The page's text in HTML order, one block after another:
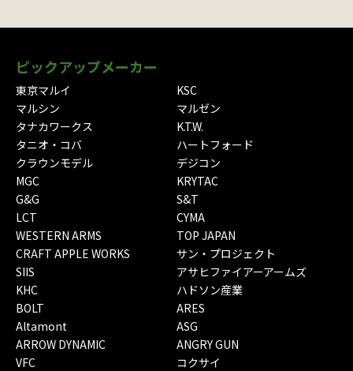
ピックアップメーカー
東京マルイ
KSC
マルシン
マルゼン
タナカワークス
K.T.W.
タニオ・コバ
ハートフォード
クラウンモデル
デジコン
MGC
KRYTAC
G&G
S&T
LCT
CYMA
WESTERN ARMS
TOP JAPAN
CRAFT APPLE WORKS
サン・プロジェクト
SIIS
アサヒファイアーアームズ
KHC
ハドソン産業
BOLT
ARES
Altamont
ASG
ARROW DYNAMIC
ANGRY GUN
VFC
コクサイ